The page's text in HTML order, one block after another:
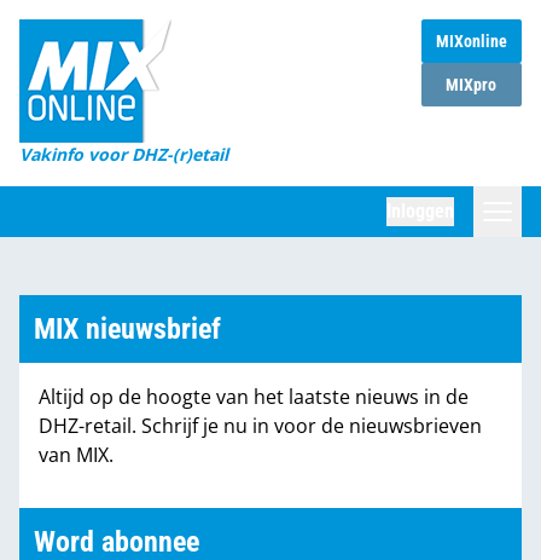
MIXonline
MIXpro
Vakinfo voor DHZ-(r)etail
Home
Magazines
DHZ Sessie
Marktcijfers
Partners
MIX nieuwsbrief
Altijd op de hoogte van het laatste nieuws in de
DHZ-retail. Schrijf je nu in voor de nieuwsbrieven
van MIX.
Word abonnee